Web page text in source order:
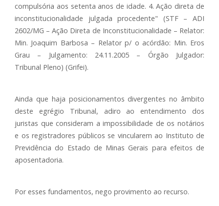
compulsória aos setenta anos de idade. 4. Ação direta de
inconstitucionalidade julgada procedente" (STF – ADI
2602/MG – Ação Direta de Inconstitucionalidade – Relator:
Min. Joaquim Barbosa – Relator p/ o acórdão: Min. Eros
Grau – Julgamento: 24.11.2005 – Órgão Julgador:
Tribunal Pleno) (Grifei).
Ainda que haja posicionamentos divergentes no âmbito
deste egrégio Tribunal, adiro ao entendimento dos
juristas que consideram a impossibilidade de os notários
e os registradores públicos se vincularem ao Instituto de
Previdência do Estado de Minas Gerais para efeitos de
aposentadoria.
Por esses fundamentos, nego provimento ao recurso.